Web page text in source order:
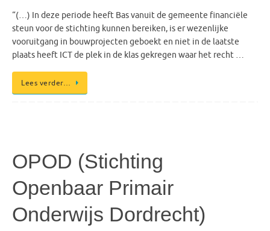
“(…) In deze periode heeft Bas vanuit de gemeente financiële
steun voor de stichting kunnen bereiken, is er wezenlijke
vooruitgang in bouwprojecten geboekt en niet in de laatste
plaats heeft ICT de plek in de klas gekregen waar het recht …
Lees verder…
OPOD (Stichting
Openbaar Primair
Onderwijs Dordrecht)